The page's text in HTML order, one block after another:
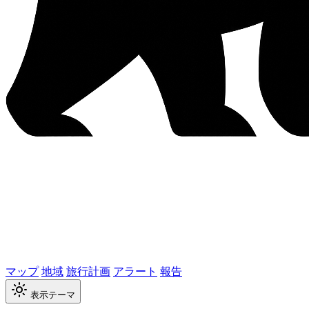
マップ地域旅行計画 アラート 報告
表示テーマ